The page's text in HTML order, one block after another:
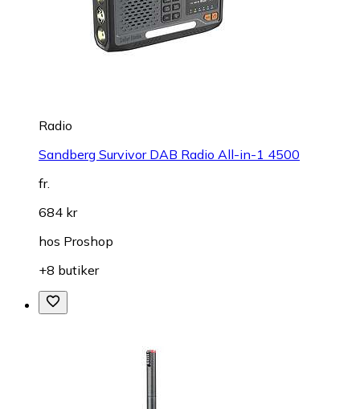
Radio
Sandberg Survivor DAB Radio All-in-1 4500
fr.
684 kr
hos Proshop
+8 butiker